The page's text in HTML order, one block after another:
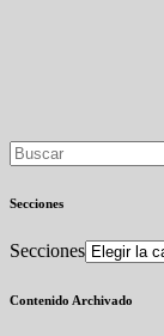
Secciones
Secciones
Contenido Archivado